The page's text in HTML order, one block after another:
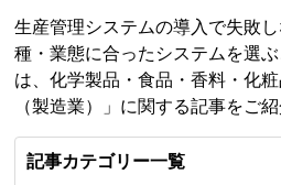
生産管理システムの導入で失敗
種・業態に合ったシステムを選
は、化学製品・食品・香料・化
（製造業）」に関する記事をご紹
記事カテゴリー一覧